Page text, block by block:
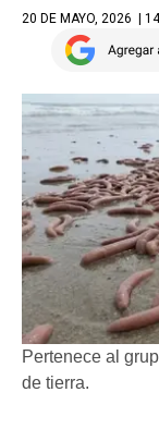
20 DE MAYO, 2026 |
Pertenece al
de tierra.